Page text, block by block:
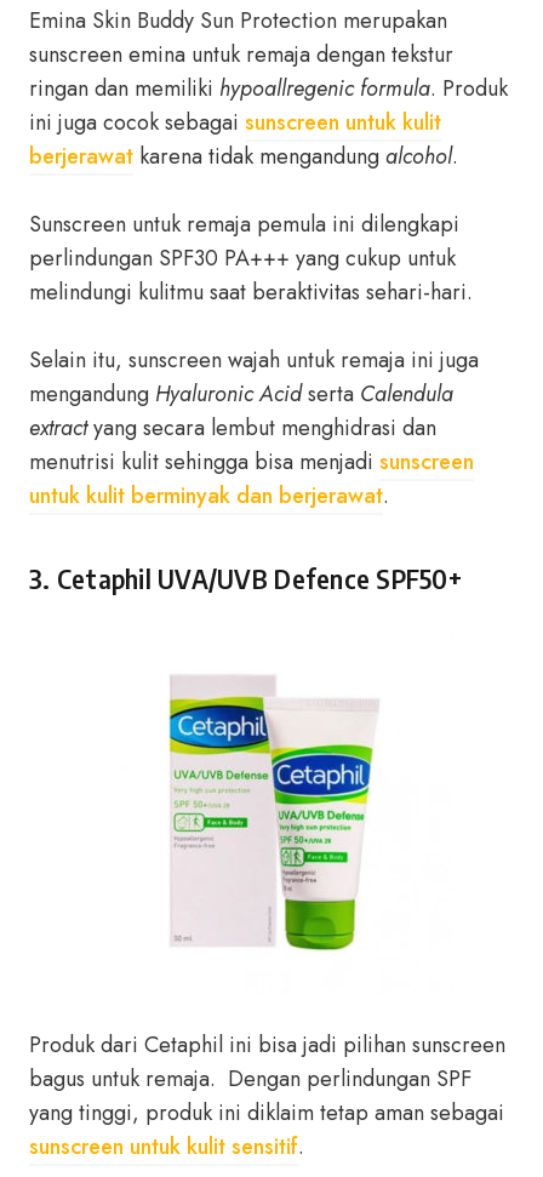
Emina Skin Buddy Sun Protection merupakan
sunscreen emina untuk remaja dengan tekstur
ringan dan memiliki hypoallregenic formula. Produk
ini juga cocok sebagai sunscreen untuk kulit
berjerawat karena tidak mengandungalcohol.
Sunscreen untuk remaja pemula ini dilengkapi
perlindungan SPF30 PA+++ yang cukup untuk
melindungi kulitmu saat beraktivitas sehari-hari.
Selain itu, sunscreen wajah untuk remaja ini juga
mengandung Hyaluronic Acidserta Calendula
extractyang secara lembut menghidrasi dan
menutrisi kulit sehingga bisa menjadi sunscreen
untuk kulit berminyak dan berjerawat.
3. Cetaphil UVA/UVB Defence SPF50+
Produk dari Cetaphil ini bisa jadi pilihan sunscreen
bagus untuk remaja. Dengan perlindungan SPF
yang tinggi, produk ini diklaim tetap aman sebagai
sunscreen untuk kulit sensitif.